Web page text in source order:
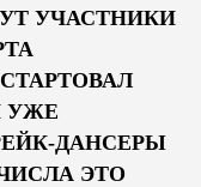
УЧАСТНИКИ
УЖЕ
ДАНСЕРЫ
ЭТО